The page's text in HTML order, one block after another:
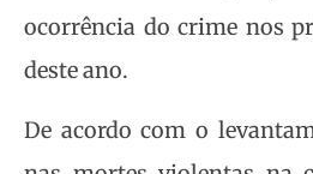
ocorrência do crime nos
deste ano.
De acordo com o